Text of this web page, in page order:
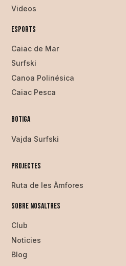
Videos
Esports
Caiac de Mar
Surfski
Canoa Polinésica
Caiac Pesca
Botiga
Vajda Surfski
Projectes
Ruta de les Àmfores
Sobre nosaltres
Club
Noticies
Blog